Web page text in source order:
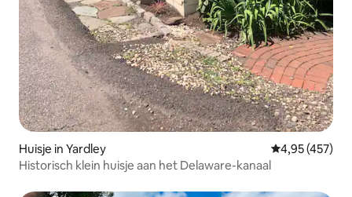
Huisje in Yardley Gemiddelde
4,95 (457)
Historisch klein huisje aan het Delaware-kanaal